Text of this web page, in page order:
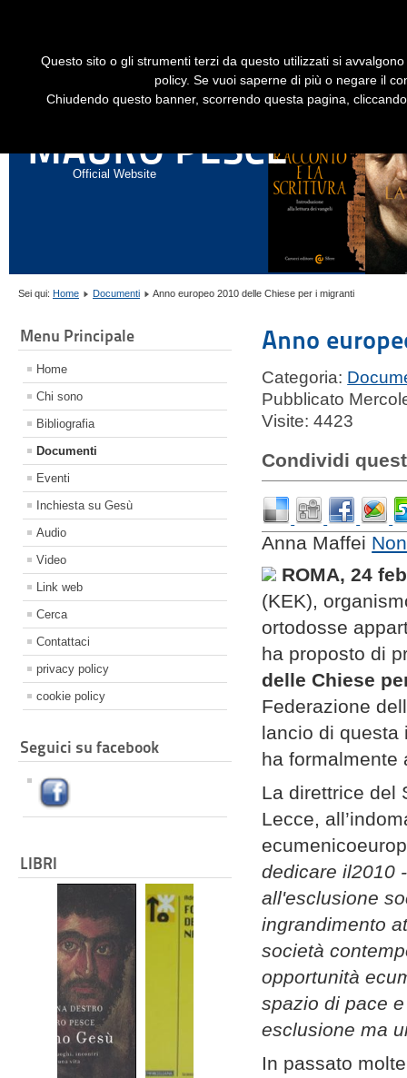
MAURO PESCE
Official Website
GESÙ STORICO - HISTORICAL JESUS
Sei qui: Home Documenti Anno europeo 2010 delle Chiese per i migranti
Menu Principale
Home
Chi sono
Bibliografia
Documenti
Eventi
Inchiesta su Gesù
Audio
Video
Link web
Cerca
Contattaci
privacy policy
cookie policy
Seguici su facebook
LIBRI
Anno
Categoria:
Pubblicato
Visite: 4423
Condividi
Anna Maffei
ROMA, 24
(KEK),
ortodosse
ha proposto di
delle Chiese
Federazione
lancio di questa
ha formalmente
La direttrice del
Lecce,
dedicare il2010
all'esclusione
ingrandimento
società
opportunità
spazio di pace
esclusione ma
In passato
Questo sito o gli strumenti terzi da questo utilizzati si
policy. Se vuoi saperne di più o negare il
Chiudendo questo banner, scorrendo questa pagina,